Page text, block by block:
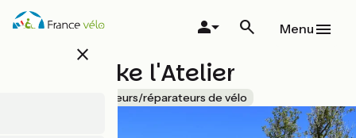
Aller
au
close
Menu
Coffee Bike l'Atelier
Loueurs/réparateurs de vélo